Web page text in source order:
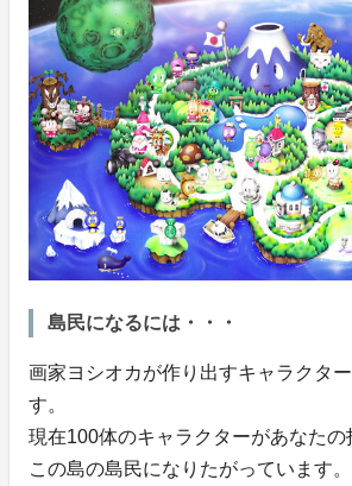
島民になるには・・・
画家ヨシオカが作り出すキャラクタ
す。
現在100体のキャラクターがあなたの
この島の島民になりたがっています。